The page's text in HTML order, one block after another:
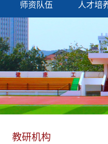
师资队伍 人才培
教研机构